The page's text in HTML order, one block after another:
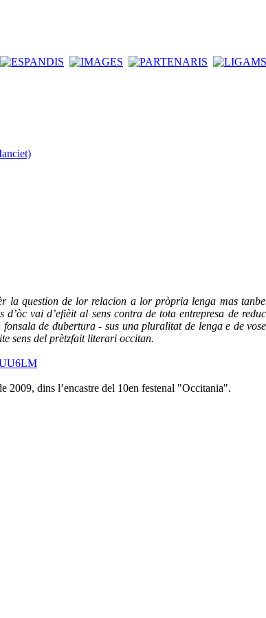
la question de lor relacion a lor pròpria lenga mas
vai d’efièit al sens contra de tota entrepresa de
de dubertura - sus una pluralitat de lenga e de
sens del prètzfait literari occitan.
2009, dins l’encastre del 10en festenal "Occitania".